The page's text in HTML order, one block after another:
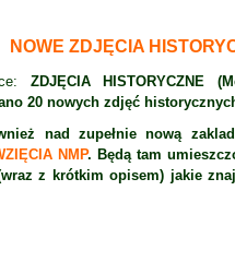
NOWE ZDJĘCIA
ZDJĘCIA HISTORYCZNE
20 nowych zdjęć
nad zupełnie nową
NMP. Będą tam
z krótkim opisem) jakie